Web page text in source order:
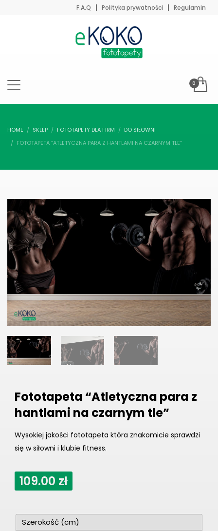
F.A.Q Polityka prywatności Regulamin
HOME SKLEP FOTOTAPETY DLA FIRM
DO SIŁOWNI
FOTOTAPETA “ATLETYCZNA PARA Z HANTLAMI NA CZARNYM TLE”
Fototapeta “Atletyczna para z
hantlami na czarnym tle”
Wysokiej jakości fototapeta która znakomicie sprawdzi
się w siłowni i klubie fitness.
109.00 zł
Szerokość (cm)